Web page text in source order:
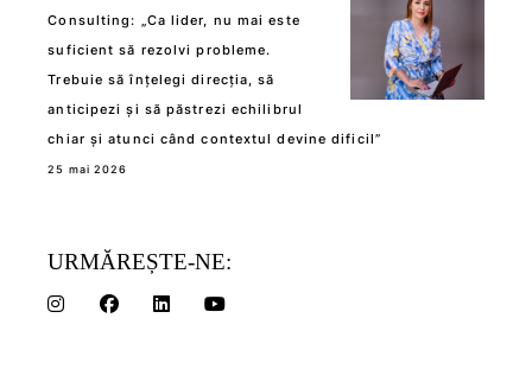
Consulting: „Ca lider, nu mai este
suficient să rezolvi probleme.
Trebuie să înțelegi direcția, să
anticipezi și să păstrezi echilibrul
chiar și atunci când contextul devine dificil”
25 mai 2026
URMĂREȘTE-NE: